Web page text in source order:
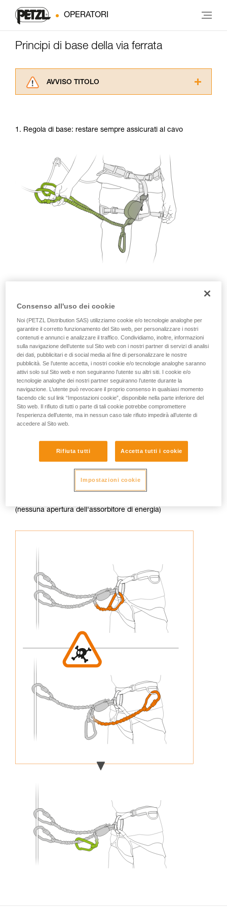
OPERATORI
Principi di base della via ferrata
AVVISO TITOLO
informazioni dell’istruzione tecnica per poter
formazione ed un addestramento specifico.
Verificate con un professionista la vostra
capacità di rifare la manovra, da soli, in piena
sicurezza, prima di riprodurla autonomamente.
Forniamo esempi di tecniche relative alla vostra
attività. Ne possono esistere altre che non
vengono qui descritte.
1. Regola di base: restare sempre assicurati al cavo
2. Una sola persona per segmento di cavo
(nessuna apertura dell'assorbitore di energia)
Consenso all'uso dei cookie
Noi (PETZL Distribution SAS) utilizziamo cookie e/o tecnologie analoghe per
garantire il corretto funzionamento del Sito web, per personalizzare i nostri
contenuti e annunci e analizzare il traffico. Condividiamo, inoltre, informazioni
sulla navigazione dell’utente sul Sito web con i nostri partner di servizi di analisi
dei dati, pubblicitari e di social media al fine di personalizzare le nostre
pubblicità. Se l’utente accetta, i nostri cookie e/o tecnologie analoghe saranno
attivi solo sul Sito web e non seguiranno l’utente su altri siti. I cookie e/o
tecnologie analoghe dei nostri partner seguiranno l’utente durante la
navigazione. L’utente può revocare il proprio consenso in qualsiasi momento
facendo clic sul link “Impostazioni cookie”, disponibile nella parte inferiore del
Sito web. Il rifiuto di tutti o parte di tali cookie potrebbe compromettere
l’esperienza dell’utente, ma in nessun caso tale rifiuto impedirà all’utente di
accedere al Sito web.
Rifiuta tutti Accetta tutti i cookie
Impostazioni cookie